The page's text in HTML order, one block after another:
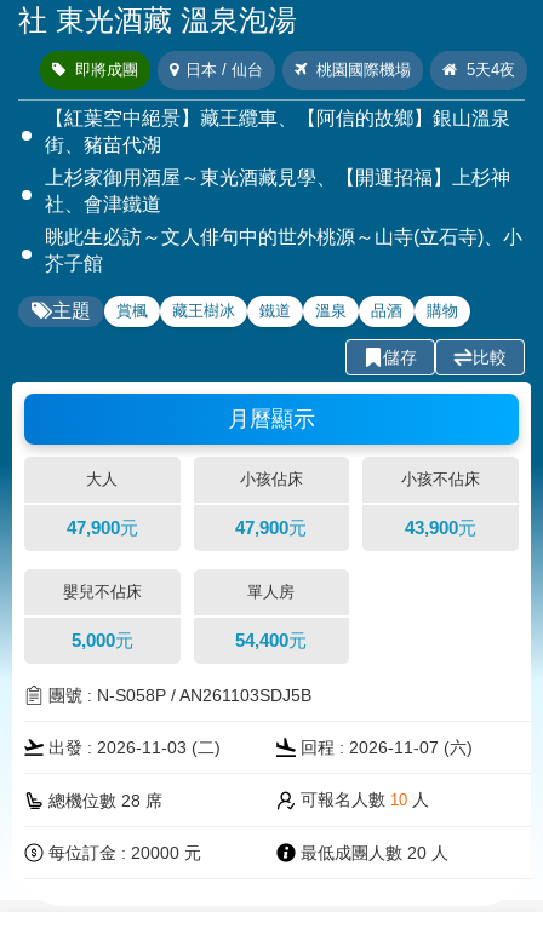
社 東光酒藏 溫泉泡湯
即將成團 日本 / 仙台 桃園國際機場 5天4夜
【紅葉空中絕景】藏王纜車、【阿信的故鄉】銀山溫泉
街、豬苗代湖
上杉家御用酒屋～東光酒藏見學、【開運招福】上杉神
社、會津鐵道
眺此生必訪～文人俳句中的世外桃源～山寺(立石寺)、小
芥子館
主題 賞楓 藏王樹冰 鐵道 溫泉 品酒 購物
儲存 比較
月曆顯示
大人 小孩佔床 小孩不佔床
47,900元 47,900元 43,900元
嬰兒不佔床 單人房
5,000元 54,400元
團號 : N-S058P / AN261103SDJ5B
出發 : 2026-11-03 (二) 回程 : 2026-11-07 (六)
總機位數 28 席 可報名人數 10 人
每位訂金 : 20000 元 最低成團人數 20 人